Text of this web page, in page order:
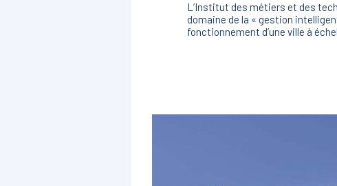
L’Institut des métiers et des
domaine de la « gestion
fonctionnement d’une ville à